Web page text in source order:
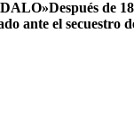
Después de
ante el secuestro